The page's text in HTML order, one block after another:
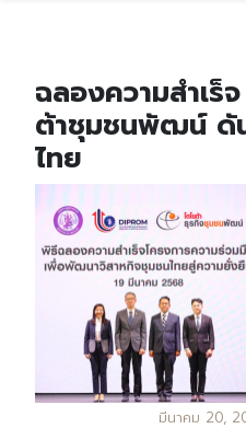
ฉลองความสำเร็
ต้าชุมชนพัฒน์ ดั
ไทย
มีนาคม 20,